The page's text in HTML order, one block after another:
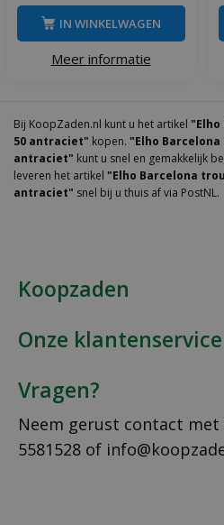
Meer informatie
IN WINKELWAGEN
Bij KoopZaden.nl kunt u het artikel
50 antraciet" kopen. "Elho
antraciet" kunt u snel en gemakkelijk
leveren het artikel "Elho Barcelona
antraciet" snel bij u thuis af via PostNL.
Koopzaden
Onze klantenservice
Vragen?
Neem gerust contact met
5581528 of